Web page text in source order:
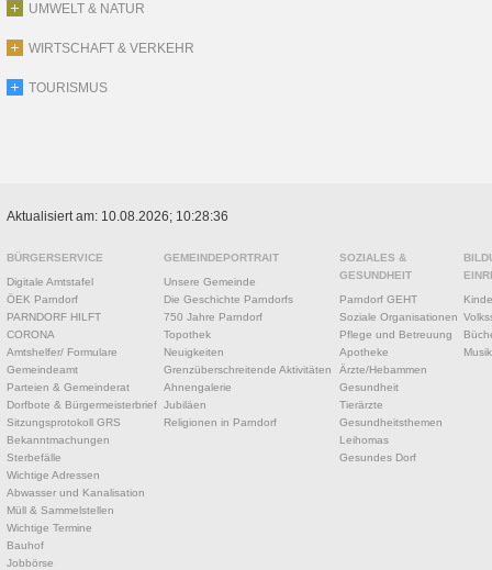
UMWELT & NATUR
WIRTSCHAFT & VERKEHR
TOURISMUS
Aktualisiert am: 10.08.2026; 10:28:36
BÜRGERSERVICE
Digitale Amtstafel
ÖEK Parndorf
PARNDORF HILFT
CORONA
Amtshelfer/ Formulare
Gemeindeamt
Parteien & Gemeinderat
Dorfbote & Bürgermeisterbrief
Sitzungsprotokoll GRS
Bekanntmachungen
Sterbefälle
Wichtige Adressen
Abwasser und Kanalisation
Müll & Sammelstellen
Wichtige Termine
Bauhof
Jobbörse
GEMEINDEPORTRAIT
Unsere Gemeinde
Die Geschichte Parndorfs
750 Jahre Parndorf
Topothek
Neuigkeiten
Grenzüberschreitende Aktivitäten
Ahnengalerie
Jubiläen
Religionen in Parndorf
SOZIALES &
GESUNDHEIT
Parndorf GEHT
Soziale Organisationen
Pflege und Betreuung
Apotheke
Ärzte/Hebammen
Gesundheit
Tierärzte
Gesundheitsthemen
Leihomas
Gesundes Dorf